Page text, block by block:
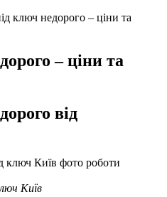
ключ недорого – ціни та
– ціни та
від
Київ